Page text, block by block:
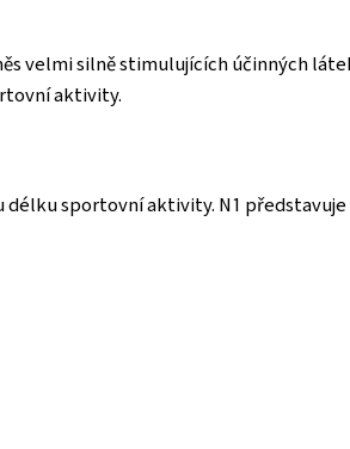
velmi silně stimulujících účinných
aktivity.
sportovní aktivity. N1